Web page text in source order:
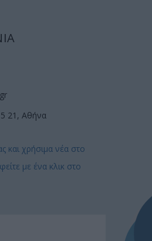
21, Αθήνα
και χρήσιμα νέα στο
με ένα κλικ στο